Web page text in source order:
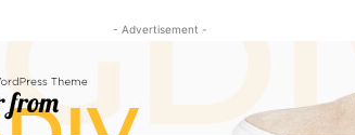
- Advertisement -